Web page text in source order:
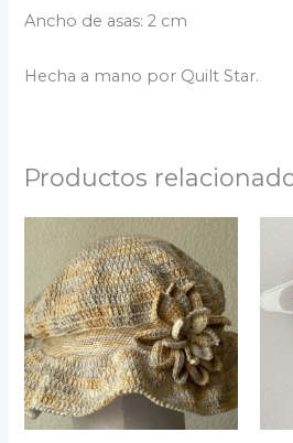
Ancho de asas: 2 cm
Hecha a mano por Quilt Star.
Productos